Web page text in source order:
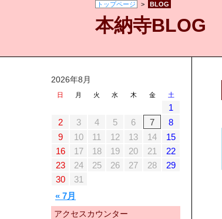
本納寺BLOG
トップページ > BLOG
2026年8月
日 月 火 水 木 金 土
« 7月
1
2
3 4 5 6 7
8
9
10 11 12 13 14
15
16
17 18 19 20 21
22
23
24 25 26 27 28
29
30
31
アクセスカウンター